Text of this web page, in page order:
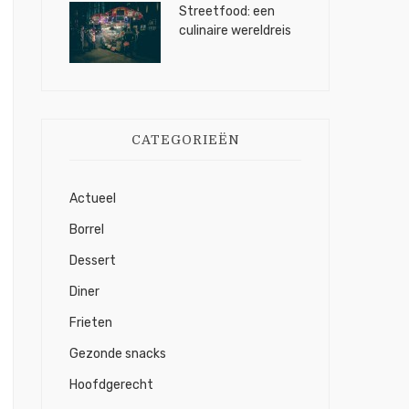
Streetfood: een
culinaire wereldreis
CATEGORIEËN
Actueel
Borrel
Dessert
Diner
Frieten
Gezonde snacks
Hoofdgerecht